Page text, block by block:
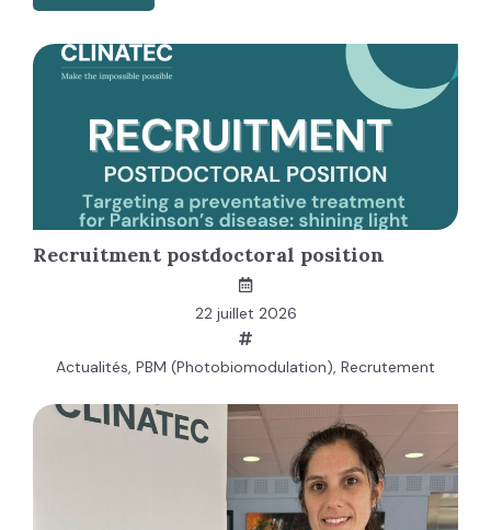
Recruitment postdoctoral position
22 juillet 2026
Actualités, PBM (Photobiomodulation), Recrutement